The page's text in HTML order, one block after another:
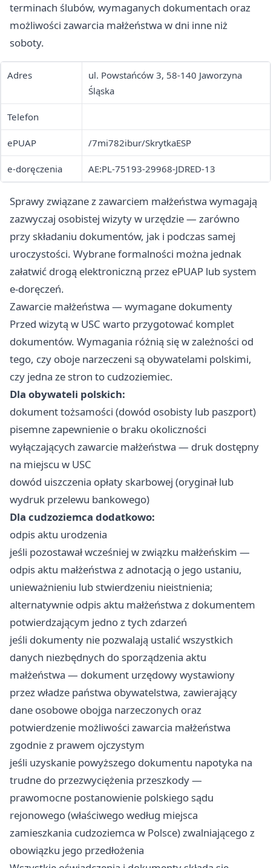
terminach ślubów, wymaganych dokumentach oraz
możliwości zawarcia małżeństwa w dni inne niż
soboty.
Adres
ul. Powstańców 3, 58-140 Jaworzyna
Śląska
Telefon
ePUAP /7mi782ibur/SkrytkaESP
e-doręczenia AE:PL-75193-29968-JDRED-13
Sprawy związane z zawarciem małżeństwa wymagają
zazwyczaj osobistej wizyty w urzędzie — zarówno
przy składaniu dokumentów, jak i podczas samej
uroczystości. Wybrane formalności można jednak
załatwić drogą elektroniczną przez ePUAP lub system
e-doręczeń.
Zawarcie małżeństwa — wymagane dokumenty
Przed wizytą w USC warto przygotować komplet
dokumentów. Wymagania różnią się w zależności od
tego, czy oboje narzeczeni są obywatelami polskimi,
czy jedna ze stron to cudzoziemiec.
Dla obywateli polskich:
dokument tożsamości (dowód osobisty lub paszport)
pisemne zapewnienie o braku okoliczności
wyłączających zawarcie małżeństwa — druk dostępny
na miejscu w USC
dowód uiszczenia opłaty skarbowej (oryginał lub
wydruk przelewu bankowego)
Dla cudzoziemca dodatkowo:
odpis aktu urodzenia
jeśli pozostawał wcześniej w związku małżeńskim —
odpis aktu małżeństwa z adnotacją o jego ustaniu,
unieważnieniu lub stwierdzeniu nieistnienia;
alternatywnie odpis aktu małżeństwa z dokumentem
potwierdzającym jedno z tych zdarzeń
jeśli dokumenty nie pozwalają ustalić wszystkich
danych niezbędnych do sporządzenia aktu
małżeństwa — dokument urzędowy wystawiony
przez władze państwa obywatelstwa, zawierający
dane osobowe obojga narzeczonych oraz
potwierdzenie możliwości zawarcia małżeństwa
zgodnie z prawem ojczystym
jeśli uzyskanie powyższego dokumentu napotyka na
trudne do przezwyciężenia przeszkody —
prawomocne postanowienie polskiego sądu
rejonowego (właściwego według miejsca
zamieszkania cudzoziemca w Polsce) zwalniającego z
obowiązku jego przedłożenia